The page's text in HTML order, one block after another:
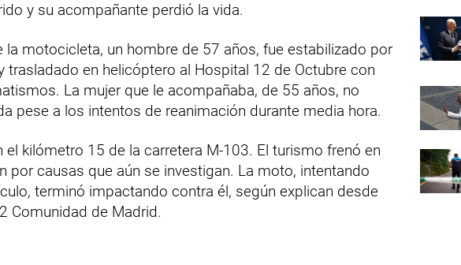
y su acompañante perdió la vida.
la motocicleta, un hombre de 57 años, fue estabilizado por
trasladado en helicóptero al Hospital 12 de Octubre con
La mujer que le acompañaba, de 55 años, no
pese a los intentos de reanimación durante media hora.
el kilómetro 15 de la carretera M-103. El turismo frenó en
por causas que aún se investigan. La moto, intentando
terminó impactando contra él, según explican desde
Comunidad de Madrid.